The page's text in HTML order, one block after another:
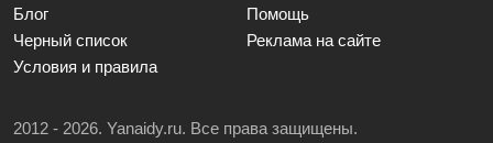
Блог
Помощь
Черный список
Реклама на сайте
Условия и правила
2012 - 2026. Yanaidy.ru. Все права защищены.